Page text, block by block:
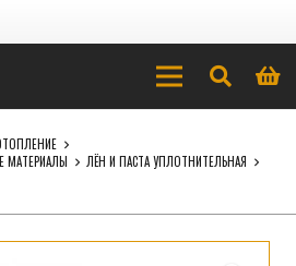
МАТЕРИАЛЫ
ЛЁН И ПАСТА УПЛОТНИТЕЛЬНАЯ